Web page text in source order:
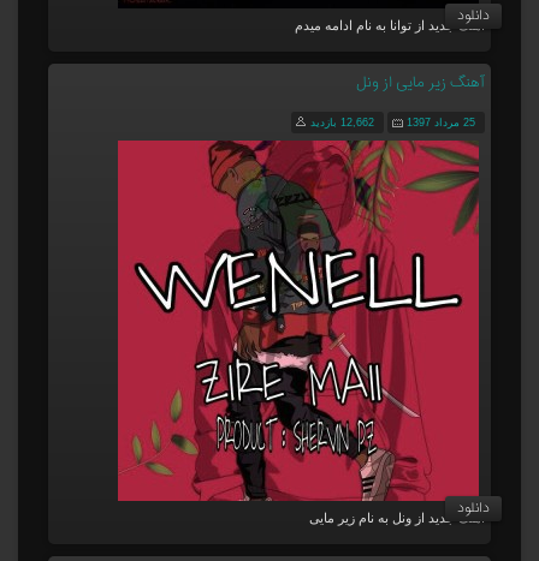
آهنگ جدید از توانا به نام ادامه میدم
دانلود
آهنگ زیر مایی از ونل
25 مرداد 1397 12,662 بازدید
آهنگ جدید از ونل به نام زیر مایی
دانلود